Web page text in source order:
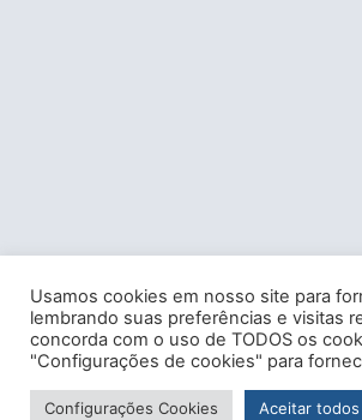
Usamos cookies em nosso site para
lembrando suas preferências e visitas
concorda com o uso de TODOS os
"Configurações de cookies" para
Configurações Cookies Aceitar todos